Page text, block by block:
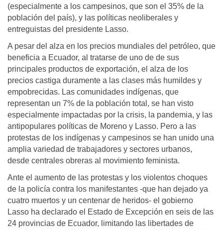
(especialmente a los campesinos, que son el 35% de la
población del país), y las políticas neoliberales y
entreguistas del presidente Lasso.
A pesar del alza en los precios mundiales del petróleo, que
beneficia a Ecuador, al tratarse de uno de de sus
principales productos de exportación, el alza de los
precios castiga duramente a las clases más humildes y
empobrecidas. Las comunidades indígenas, que
representan un 7% de la población total, se han visto
especialmente impactadas por la crisis, la pandemia, y las
antipopulares políticas de Moreno y Lasso. Pero a las
protestas de los indígenas y campesinos se han unido una
amplia variedad de trabajadores y sectores urbanos,
desde centrales obreras al movimiento feminista.
Ante el aumento de las protestas y los violentos choques
de la policía contra los manifestantes -que han dejado ya
cuatro muertos y un centenar de heridos- el gobierno
Lasso ha declarado el Estado de Excepción en seis de las
24 provincias de Ecuador, limitando las libertades de